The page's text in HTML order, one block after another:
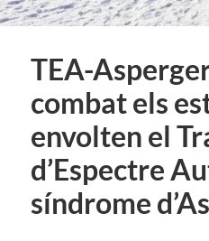
TEA-
combat els
envolten el
d’Espectre
síndrome